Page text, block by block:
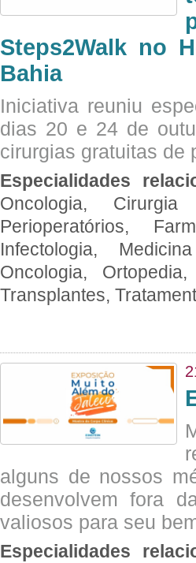
Steps2Walk no
Bahia
Iniciativa reuniu
dias 20 e 24 de
cirurgias gratuitas de
Especialidades
Oncologia,
Perioperatórios,
Infectologia,
Oncologia,
Transplantes,
alguns de nossos
desenvolvem fora
valiosos para seu
Especialidades